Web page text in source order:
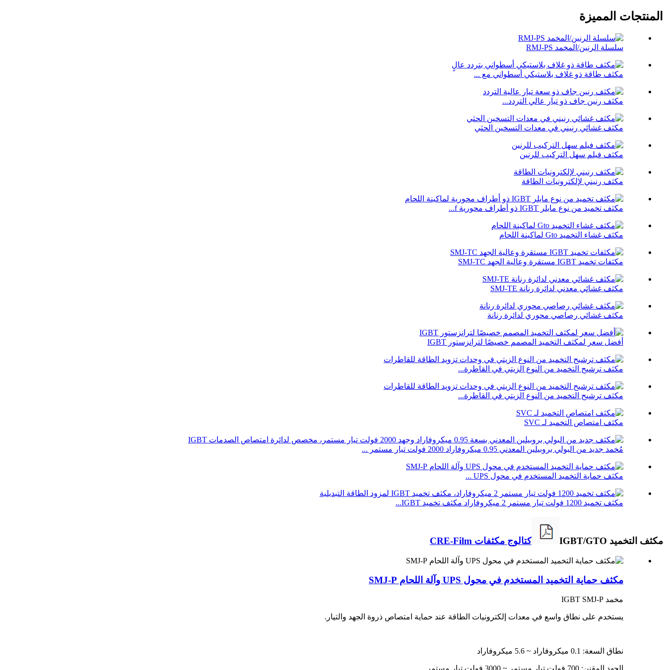
المنتجات المميزة
سلسلة الرنين/المخمد RMJ-PS
مكثف طاقة ذو غلاف بلاستيكي أسطواني مع ...
مكثف رنين جاف ذو تيار عالي التردد...
مكثف غشائي رنيني في معدات التسخين الحثي
مكثف فيلم سهل التركيب للرنين
مكثف رنيني لإلكترونيات الطاقة
مكثف تخميد من نوع مايلر IGBT ذو أطراف محورية f...
مكثف غشاء التخميد Gto لماكينة اللحام
مكثفات تخميد IGBT مستقرة وعالية الجهد SMJ-TC
مكثف غشائي معدني لدائرة رنانة SMJ-TE
مكثف غشائي رصاصي محوري لدائرة رنانة
أفضل سعر لمكثف التخميد المصمم خصيصًا لترانزستور IGBT
مكثف ترشيح التخميد من النوع الزيتي في القاطرة...
مكثف ترشيح التخميد من النوع الزيتي في القاطرة...
مكثف امتصاص التخميد لـ SVC
مُخمد جديد من البولي بروبيلين المعدني 0.95 ميكروفاراد 2000 فولت تيار مستمر ...
مكثف حماية التخميد المستخدم في محول UPS ...
مكثف تخميد 1200 فولت تيار مستمر 2 ميكروفاراد مكثف تخميد IGBT...
مكثف التخميد IGBT/GTO كتالوج مكثفات CRE-Film
مكثف حماية التخميد المستخدم في محول UPS وآلة اللحام SMJ-P
مخمد IGBT SMJ-P
يستخدم على نطاق واسع في معدات إلكترونيات الطاقة عند حماية امتصاص ذروة الجهد والتيار.
نطاق السعة: 0.1 ميكروفاراد ~ 5.6 ميكروفاراد